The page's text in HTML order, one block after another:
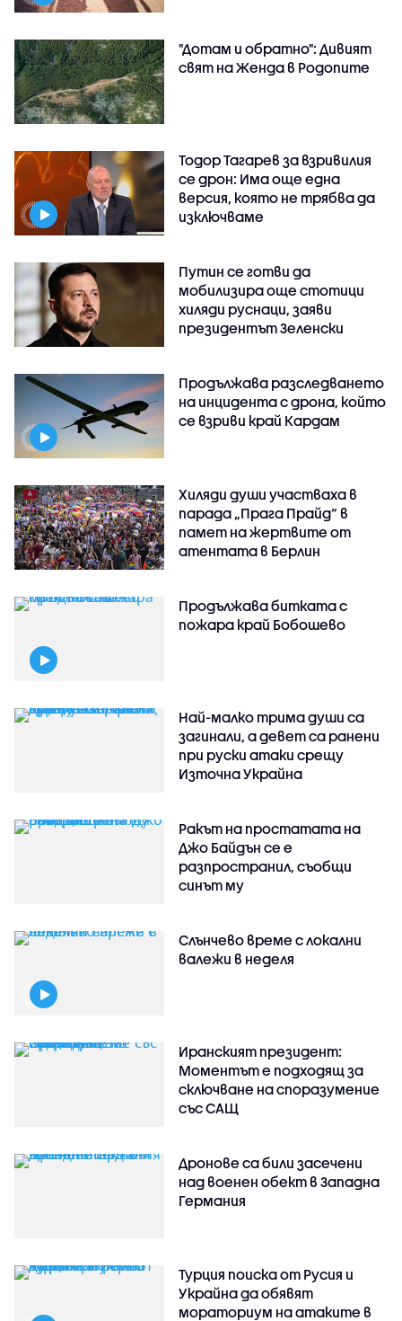
"Дотам и обратно": Дивият
свят на Женда в Родопите
Тодор Тагарев за взривилия
се дрон: Има още една
версия, която не трябва да
изключваме
Путин се готви да
мобилизира още стотици
хиляди руснаци, заяви
президентът Зеленски
Продължава разследването
на инцидента с дрона, който
се взриви край Кардам
Хиляди души участваха в
парада „Прага Прайд“ в
памет на жертвите от
атентата в Берлин
Продължава битката с
пожара край Бобошево
Най-малко трима души са
загинали, а девет са ранени
при руски атаки срещу
Източна Украйна
Ракът на простатата на
Джо Байдън се е
разпространил, съобщи
синът му
Слънчево време с локални
валежи в неделя
Иранският президент:
Моментът е подходящ за
сключване на споразумение
със САЩ
Дронове са били засечени
над военен обект в Западна
Германия
Турция поиска от Русия и
Украйна да обявят
мораториум на атаките в